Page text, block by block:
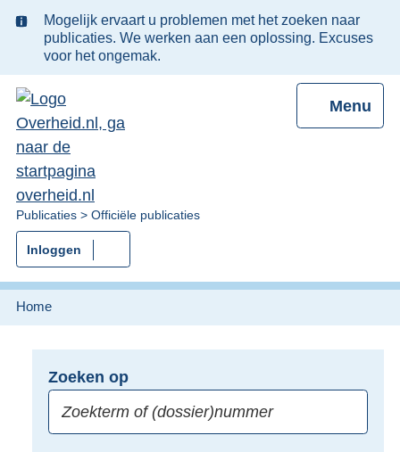
Ter
informatie:
Mogelijk ervaart u problemen met het zoeken naar
publicaties. We werken aan een oplossing. Excuses
voor het ongemak.
Menu
U
bent
nu
hier:
Publicaties Officiële publicaties
Inloggen
Home
Opnieuw
zoeken:
Zoeken op